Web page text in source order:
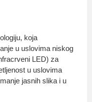
koja
u uslovima niskog
LED) za
u uslovima
jasnih slika i u
i odredbe